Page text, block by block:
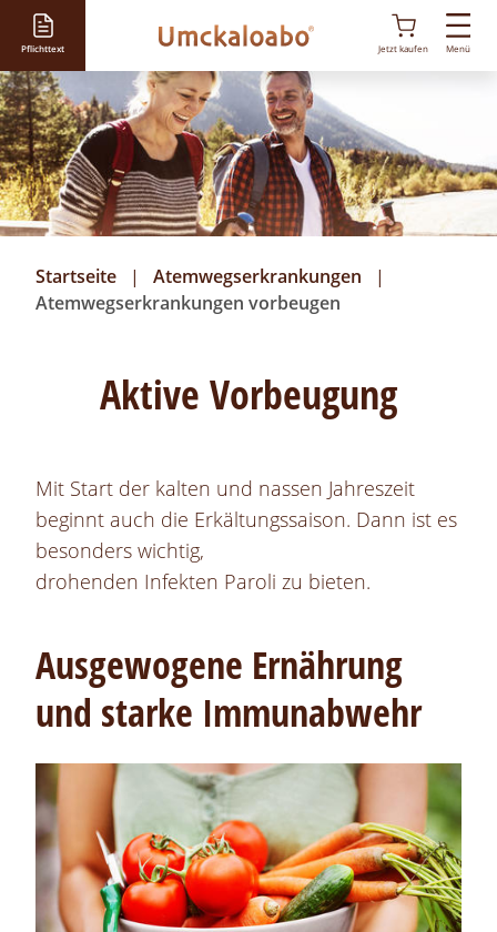
r
e
k
t
z
u
m
Pflichttext Jetzt kaufen Menü
Startseite
Atemwegserkrankungen
Atemwegserkrankungen vorbeugen
Aktive Vorbeugung
Mit Start der kalten und nassen Jahreszeit
beginnt auch die Erkältungssaison. Dann ist es
besonders wichtig,
drohenden Infekten Paroli zu bieten.
Ausgewogene Ernährung
und starke Immunabwehr